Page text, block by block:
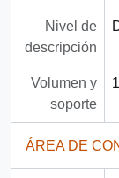
Nivel de
descripción
Volumen y
soporte
ÁREA DE